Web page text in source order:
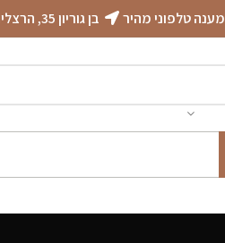
מענה טלפוני מהיר בן גוריון 35, הרצליה